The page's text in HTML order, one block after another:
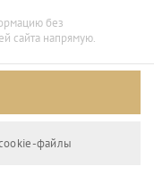
без
сайта напрямую.
файлы